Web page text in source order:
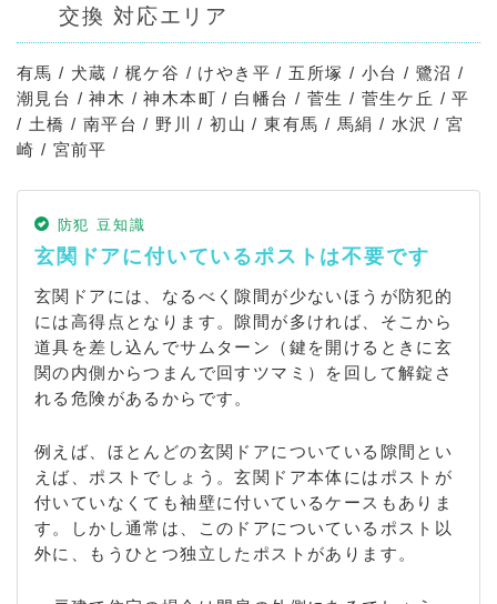
交換 対応エリア
有馬 / 犬蔵 / 梶ケ谷 / けやき平 / 五所塚 / 小台 / 鷺沼 /
潮見台 / 神木 / 神木本町 / 白幡台 / 菅生 / 菅生ケ丘 / 平
/ 土橋 / 南平台 / 野川 / 初山 / 東有馬 / 馬絹 / 水沢 / 宮
崎 / 宮前平
防犯 豆知識
玄関ドアに付いているポストは不要です
玄関ドアには、なるべく隙間が少ないほうが防犯的
には高得点となります。隙間が多ければ、そこから
道具を差し込んでサムターン（鍵を開けるときに玄
関の内側からつまんで回すツマミ）を回して解錠さ
れる危険があるからです。
例えば、ほとんどの玄関ドアについている隙間とい
えば、ポストでしょう。玄関ドア本体にはポストが
付いていなくても袖壁に付いているケースもありま
す。しかし通常は、このドアについているポスト以
外に、もうひとつ独立したポストがあります。